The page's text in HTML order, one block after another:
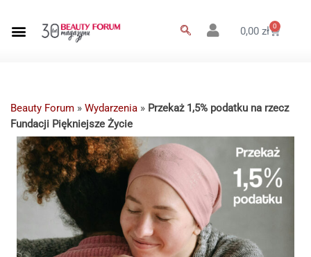
0,00zł 0
Beauty Forum » Wydarzenia » Przekaż 1,5% podatku na rzecz
Fundacji Piękniejsze Życie